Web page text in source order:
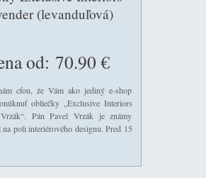
(levanduľová)
od: 70.90 €
že Vám ako jediný e-shop
obliečky „Exclusive Interiors
Pán Pavel Vrzák je známy
na poli interiérového designu. Pred 15